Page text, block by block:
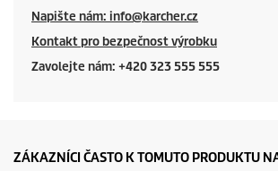
Napište nám: info@karcher.cz
Kontakt pro bezpečnost výrobku
Zavolejte nám: +420 323 555 555
ZÁKAZNÍCI ČASTO K TOMUTO PRODUKTU